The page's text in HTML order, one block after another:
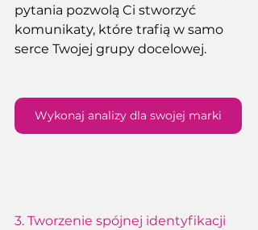
pytania pozwolą Ci stworzyć
komunikaty, które trafią w samo
serce Twojej grupy docelowej.
Wykonaj analizy dla swojej marki
3. Tworzenie spójnej identyfikacji